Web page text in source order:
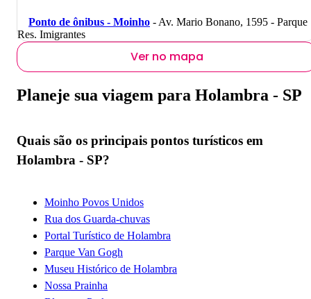
Ponto de ônibus - Moinho - Av. Mario Bonano, 1595 - Parque
Res. Imigrantes
Ver no mapa
Planeje sua viagem para Holambra - SP
Quais são os principais pontos turísticos em
Holambra - SP?
Moinho Povos Unidos
Rua dos Guarda-chuvas
Portal Turístico de Holambra
Parque Van Gogh
Museu Histórico de Holambra
Nossa Prainha